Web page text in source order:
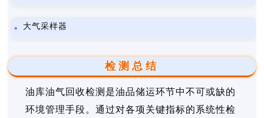
大气采样器
检测总结
油库油气回收检测是油品储运环节中不可或缺的
环境管理手段。通过对各项关键指标的系统性检